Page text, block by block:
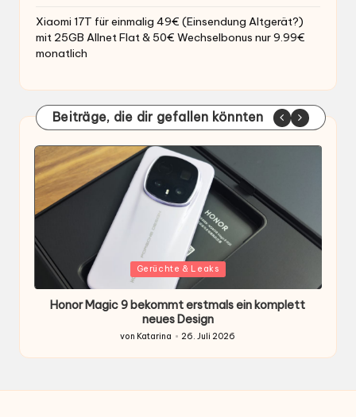
Xiaomi 17T für einmalig 49€ (Einsendung Altgerät?)
mit 25GB Allnet Flat & 50€ Wechselbonus nur 9.99€
monatlich
Beiträge, die dir gefallen könnten
Gepostet
Gerüchte & Leaks
Honor Magic 9 bekommt erstmals ein komplett
neues Design
Gepostet
von
von Katarina 26. Juli 2026